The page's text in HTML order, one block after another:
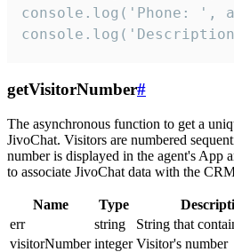
console.log('Phone: ',
getVisitorNumber#
The asynchronous function to get a
JivoChat. Visitors are numbered
number is displayed in the agent's App
to associate JivoChat data with the
Name Type
err
string
String that
visitorNumber integer Visitor's number